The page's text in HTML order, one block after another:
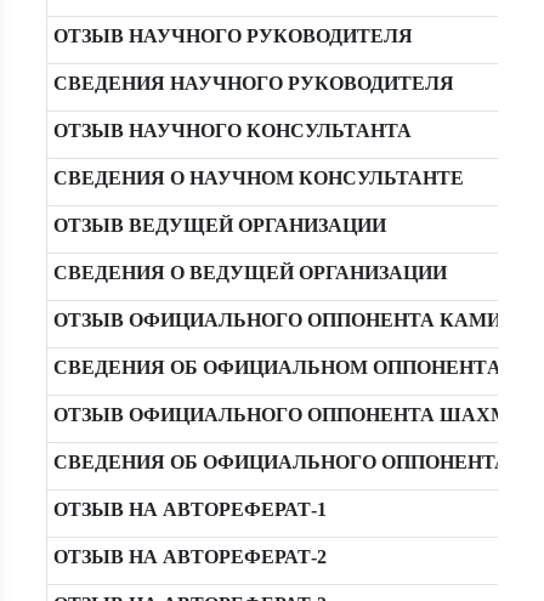
ОТЗЫВ НАУЧНОГО РУКОВОДИТЕЛЯ
СВЕДЕНИЯ НАУЧНОГО РУКОВОДИТЕЛЯ
ОТЗЫВ НАУЧНОГО КОНСУЛЬТАНТА
СВЕДЕНИЯ О НАУЧНОМ КОНСУЛЬТАНТЕ
ОТЗЫВ ВЕДУЩЕЙ ОРГАНИЗАЦИИ
СВЕДЕНИЯ О ВЕДУЩЕЙ ОРГАНИЗАЦИИ
ОТЗЫВ ОФИЦИАЛЬНОГО ОППОНЕНТА
СВЕДЕНИЯ ОБ ОФИЦИАЛЬНОМ ОППОНЕНТA
ОТЗЫВ ОФИЦИАЛЬНОГО ОППОНЕНТА
СВЕДЕНИЯ ОБ ОФИЦИАЛЬНОГО ОППОНЕНТА
ОТЗЫВ НА АВТОРЕФЕРАТ-1
ОТЗЫВ НА АВТОРЕФЕРАТ-2